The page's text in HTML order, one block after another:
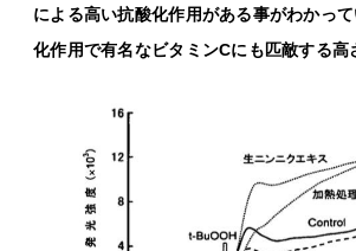
による高い抗酸化作用がある事がわかっ
化作用で有名なビタミンCにも匹敵する高